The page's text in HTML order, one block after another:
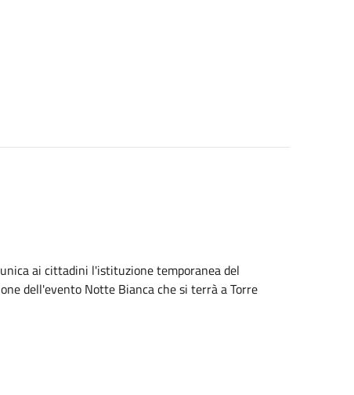
ai cittadini l'istituzione temporanea del
dell'evento Notte Bianca che si terrà a Torre